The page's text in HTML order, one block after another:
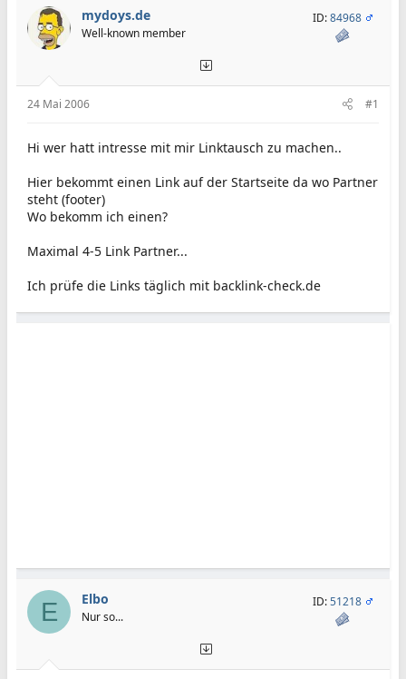
s
t
e
e
r
s
t
e
t
mydoys.de
Well-known member
ID:84968
24 Mai 2006 #1
Hi wer hatt intresse mit mir Linktausch zu machen..
Hier bekommt einen Link auf der Startseite da wo Partner
steht (footer)
Wo bekomm ich einen?
Maximal 4-5 Link Partner...
Ich prüfe die Links täglich mit backlink-check.de
E Elbo
Nur so...
ID:51218